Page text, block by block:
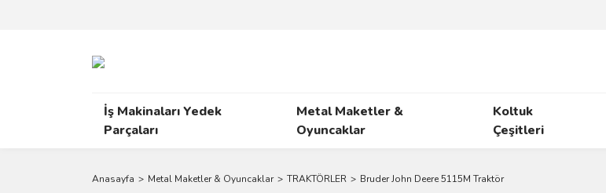
İş Makinaları Yedek
Parçaları
Metal Maketler &
Oyuncaklar
Koltuk
Çeşitleri
Anasayfa Metal Maketler & Oyuncaklar TRAKTÖRLER Bruder John Deere 5115M Traktör